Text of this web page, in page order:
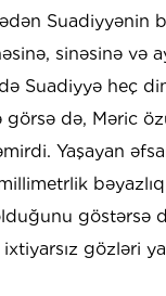
Suadiyyənin
sinəsinə və
Suadiyyə heç
görsə də, Məric
Yaşayan
göstərsə
gözləri